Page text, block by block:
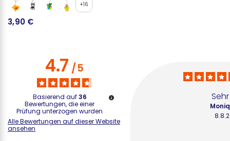
+16
3,90 €
4.7/5
Basierend auf36
Bewertungen, die einer
Prüfung unterzogen wurden
Alle Bewertungen auf dieser Website
ansehen